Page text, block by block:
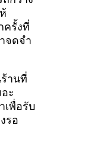
ครั้งที่
จดจำ
ร้านที่
ะ
พื่อรับ
รอ